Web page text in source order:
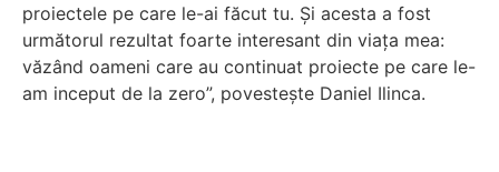
proiectele pe care le-ai făcut tu. Și acesta a fost
următorul rezultat foarte interesant din viața mea:
văzând oameni care au continuat proiecte pe care le-
am inceput de la zero”, povestește Daniel Ilinca.